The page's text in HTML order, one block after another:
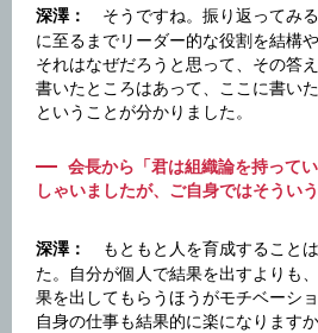
深澤：
そうですね。振り返ってみ
に至るまでリーダー的な役割を結構
それはなぜだろうと思って、その答
書いたところはあって、ここに書い
ということが分かりました。
会長から「君は組織論を持って
しゃいましたが、ご自身ではそうい
深澤：
もともと人を育成すること
た。自分が個人で結果を出すよりも
果を出してもらうほうがモチベーシ
自身の仕事も結果的に楽になりますか